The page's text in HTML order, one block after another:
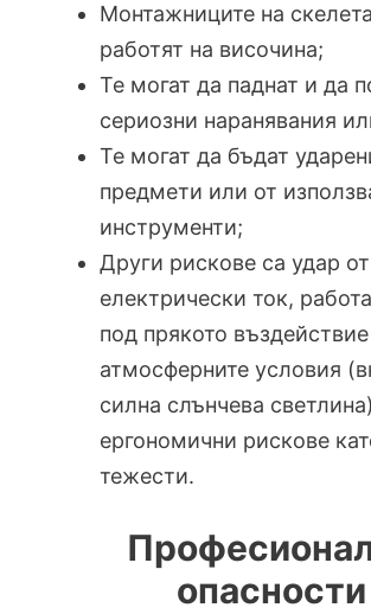
Монтажниците на
работят на височина;
Те могат да паднат и да
сериозни наранявания
Те могат да бъдат
предмети или от
инструменти;
Други рискове са удар от
електрически ток,
под прякото
атмосферните условия
силна слънчева
ергономични рискове
тежести.
опасности